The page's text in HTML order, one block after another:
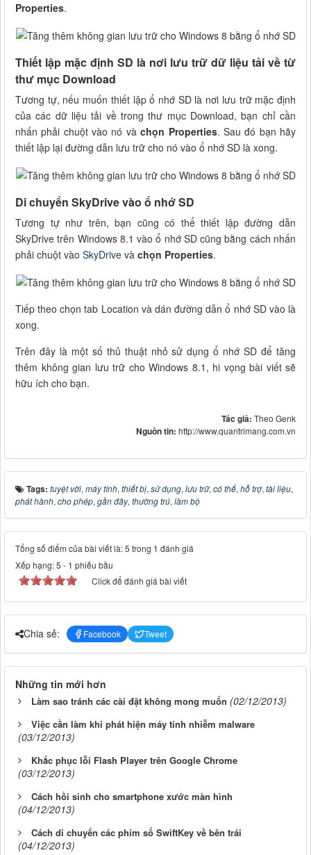
Properties.
Thiết lập mặc định SD là nơi lưu trữ dữ liệu tải về từ
thư mục Download
Tương tự, nếu muốn thiết lập ổ nhớ SD là nơi lưu trữ mặc định
của các dữ liệu tải về trong thư mục Download, bạn chỉ cần
nhấn phải chuột vào nó vàchọn Properties. Sau đó bạn hãy
thiết lập lại đường dẫn lưu trữ cho nó vào ổ nhớ SD là xong.
Di chuyển SkyDrive vào ổ nhớ SD
Tương tự như trên, bạn cũng có thể thiết lập đường dẫn
SkyDrive trên Windows 8.1 vào ổ nhớ SD cũng bằng cách nhấn
phải chuột vào SkyDrive và chọn Properties.
Tiếp theo chọn tab Location và dán đường dẫn ổ nhớ SD vào là
xong.
Trên đây là một số thủ thuật nhỏ sử dụng ổ nhớ SD để tăng
thêm không gian lưu trữ cho Windows 8.1, hi vọng bài viết sẽ
hữu ích cho bạn.
Tác giả: Theo Genk
Nguồn tin: http://www.quantrimang.com.vn
Tags: tuyệt vời, máy tính, thiết bị, sử dụng, lưu trữ, có thể, hỗ trợ, tài liệu,
phát hành, cho phép, gần đây, thường trú, làm bộ
Tổng số điểm của bài viết là: 5 trong 1 đánh giá
Xếp hạng:5 - 1 phiếu bầu
Click để đánh giá bài viết
Chia sẻ: Facebook Tweet
Những tin mới hơn
Làm sao tránh các cài đặt không mong muốn (02/12/2013)
Việc cần làm khi phát hiện máy tính nhiễm malware
(03/12/2013)
Khắc phục lỗi Flash Player trên Google Chrome
(03/12/2013)
Cách hồi sinh cho smartphone xước màn hình
(04/12/2013)
Cách di chuyển các phím số SwiftKey về bên trái
(04/12/2013)